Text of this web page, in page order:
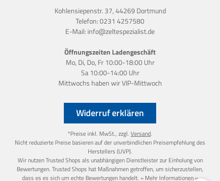
Widerruf erklären
*Preise inkl. MwSt., zzgl. Versand.
Nicht reduzierte Preise basieren auf der unverbindlichen Preisempfehlung des
Herstellers (UVP).
Wir nutzen Trusted Shops als unabhängigen Dienstleister zur Einholung von
Bewertungen. Trusted Shops hat Maßnahmen getroffen, um sicherzustellen,
dass es es sich um echte Bewertungen handelt. » Mehr Informationen «
Kohlensiepenstr. 37, 44269 Dortmund
Telefon:0231 4257580
E-Mail: info@zeltespezialist.de
Öffnungszeiten Ladengeschäft
Mo, Di, Do, Fr 10:00-18:00 Uhr
Sa 10:00-14:00 Uhr
Mittwochs haben wirVIP-Mittwoch